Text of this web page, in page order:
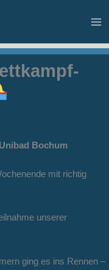
Bochum
mit richtig
unserer
ging es ins Rennen –